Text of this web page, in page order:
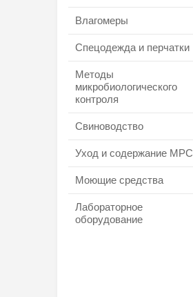
Влагомеры
Спецодежда и перчатки
Методы
микробиологического
контроля
Свиноводство
Уход и содержание МРС
Моющие средства
Лабораторное
оборудование